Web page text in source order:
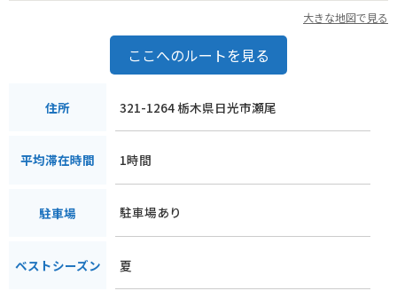
大きな地図で見る
ここへのルートを見る
住所 321-1264 栃木県日光市瀬尾
平均滞在時間 1時間
駐車場 駐車場あり
ベストシーズン 夏